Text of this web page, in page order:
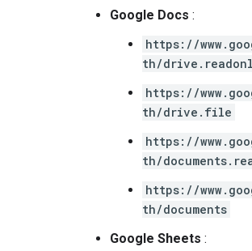
Google Docs :
https://
th/
https://
th/drive.file
https://
th/
https://
th/documents
Google Sheets :